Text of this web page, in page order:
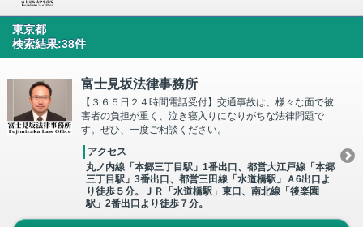
東京都
検索結果:38件
富士見坂法律事務所
【３６５日２４時間電話受付】交通事故は、様々な面で被
害者の負担が重く、泣き寝入りになりがちな法律問題で
す。ぜひ、一度ご相談ください。
アクセス
丸ノ内線「本郷三丁目駅」1番出口、都営大江戸線「本郷
三丁目駅」3番出口、都営三田線「水道橋駅」Ａ6出口よ
り徒歩５分。ＪＲ「水道橋駅」東口、南北線「後楽園
駅」2番出口より徒歩７分。